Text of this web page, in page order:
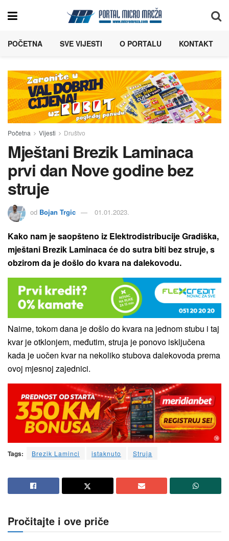
POČETNA SVE VIJESTI O PORTALU KONTAKT
Početna Vijesti Društvo
Mještani Brezik Laminaca
prvi dan Nove godine bez
struje
od Bojan Trgic 01.01.2023.
Kako nam je saopšteno iz Elektrodistribucije Gradiška,
mještani Brezik Laminaca će do sutra biti bez struje, s
obzirom da je došlo do kvara na dalekovodu.
Naime, tokom dana je došlo do kvara na jednom stubu i taj
kvar je otklonjem, međutim, struja je ponovo isključena
kada je uočen kvar na nekoliko stubova dalekovoda prema
ovoj mjesnoj zajednici.
Tags: Brezik Laminci istaknuto Struja
Pročitajte i ove priče